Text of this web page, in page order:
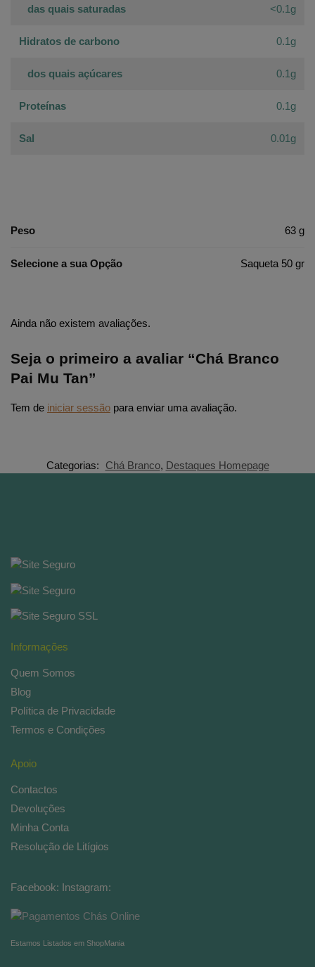
das quais saturadas <0.1g
Hidratos de carbono 0.1g
dos quais açúcares 0.1g
Proteínas 0.1g
Sal 0.01g
Peso 63 g
Selecione a sua Opção Saqueta 50 gr
Ainda não existem avaliações.
Seja o primeiro a avaliar “Chá Branco
Pai Mu Tan”
Tem de iniciar sessão para enviar uma avaliação.
Categorias: Chá Branco, Destaques Homepage
Informações
Quem Somos
Blog
Política de Privacidade
Termos e Condições
Apoio
Contactos
Devoluções
Minha Conta
Resolução de Litígios
Facebook: Instagram:
Estamos Listados em ShopMania